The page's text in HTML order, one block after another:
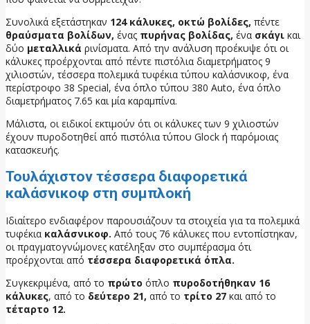
Συνολικά εξετάστηκαν 124 κάλυκες, οκτώ βολίδες, πέντε
θραύσματα βολίδων, ένας πυρήνας βολίδας, ένα σκάγι και
δύο μεταλλικά ρινίσματα. Από την ανάλυση προέκυψε ότι οι
κάλυκες προέρχονται από πέντε πιστόλια διαμετρήματος 9
χιλιοστών, τέσσερα πολεμικά τυφέκια τύπου καλάσνικοφ, ένα
περίστροφο 38 Special, ένα όπλο τύπου 380 Auto, ένα όπλο
διαμετρήματος 7.65 και μία καραμπίνα.
Μάλιστα, οι ειδικοί εκτιμούν ότι οι κάλυκες των 9 χιλιοστών
έχουν πυροδοτηθεί από πιστόλια τύπου Glock ή παρόμοιας
κατασκευής.
Τουλάχιστον τέσσερα διαφορετικά
καλάσνικοφ στη συμπλοκή
Ιδιαίτερο ενδιαφέρον παρουσιάζουν τα στοιχεία για τα πολεμικά
τυφέκια καλάσνικοφ. Από τους 76 κάλυκες που εντοπίστηκαν,
οι πραγματογνώμονες κατέληξαν στο συμπέρασμα ότι
προέρχονται από τέσσερα διαφορετικά όπλα.
Συγκεκριμένα, από το πρώτο όπλο πυροδοτήθηκαν 16
κάλυκες, από το δεύτερο 21, από το τρίτο 27 και από το
τέταρτο 12.